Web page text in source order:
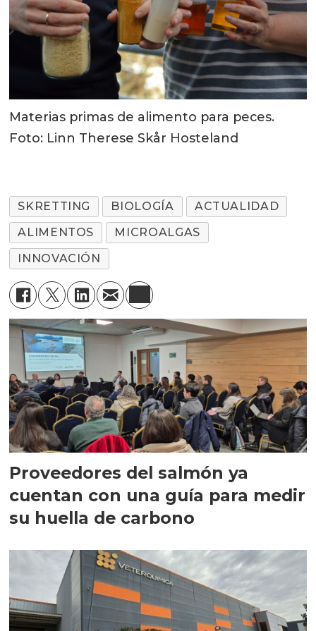
Materias primas de alimento para peces.
Foto: Linn Therese Skår Hosteland
SKRETTING BIOLOGÍA
ACTUALIDAD
ALIMENTOS
MICROALGAS
INNOVACIÓN
Proveedores del salmón ya
cuentan con una guía para medir
su huella de carbono